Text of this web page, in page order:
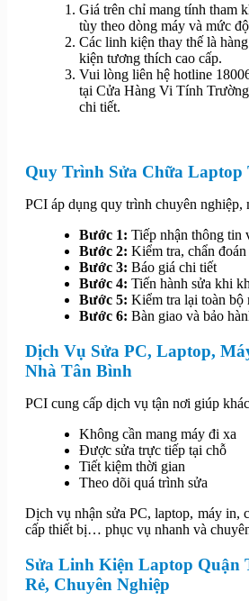
Giá trên chỉ mang tính tham
tùy theo dòng máy và mức
Các linh kiện thay thế là
kiện tương thích cao cấp.
Vui lòng liên hệ hotline
tại Cửa Hàng Vi Tính
chi tiết.
Quy Trình Sửa Chữa
PCI áp dụng quy trình chuyên nghiệp,
Bước 1: Tiếp nhận thông tin
Bước 2: Kiểm tra, chẩn
Bước 3: Báo giá chi tiết
Bước 4: Tiến hành sửa khi
Bước 5: Kiểm tra lại toàn bộ
Bước 6: Bàn giao và bảo
Dịch Vụ Sửa PC, Laptop,
Nhà Tân Bình
PCI cung cấp dịch vụ tận nơi giúp
Không cần mang máy đi xa
Được sửa trực tiếp tại chỗ
Tiết kiệm thời gian
Theo dõi quá trình sửa
Dịch vụ nhận sửa PC, laptop, máy in,
cấp thiết bị… phục vụ nhanh và
Sửa Linh Kiện Laptop Quận
Rẻ, Chuyên Nghiệp